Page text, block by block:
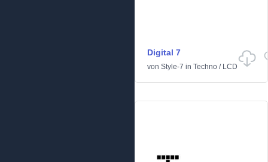
Digital 7
von Style-7 in Techno / LCD